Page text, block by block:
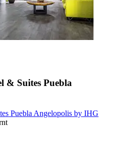
& Suites Puebla
Puebla Angelopolis by IHG